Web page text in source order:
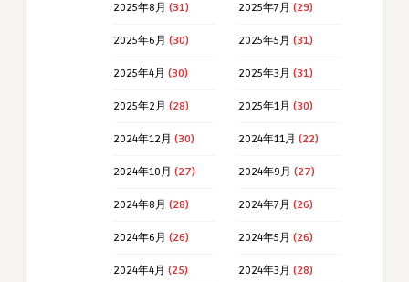
2025年8月 (31) 2025年7月 (29)
2025年6月 (30) 2025年5月 (31)
2025年4月 (30) 2025年3月 (31)
2025年2月 (28) 2025年1月 (30)
2024年12月 (30) 2024年11月 (22)
2024年10月 (27) 2024年9月 (27)
2024年8月 (28) 2024年7月 (26)
2024年6月 (26) 2024年5月 (26)
2024年4月 (25) 2024年3月 (28)